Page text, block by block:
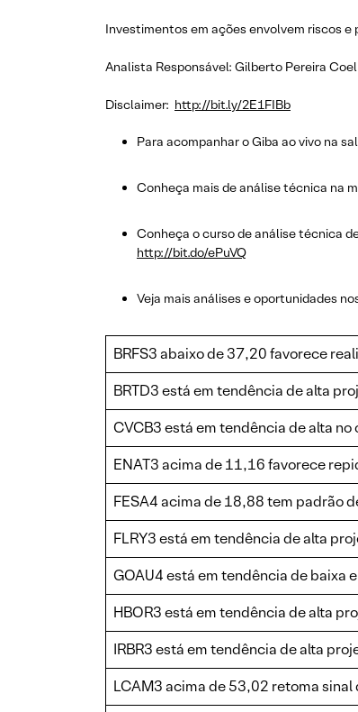
Investimentos em ações envolvem riscos e
Analista Responsável: Gilberto Pereira
Disclaimer: http://bit.ly/2E1FIBb
Para acompanhar o Giba ao vivo na
Conheça mais de análise técnica na
Conheça o curso de análise técnica
http://bit.do/ePuVQ
Veja mais análises e oportunidades
BRFS3 abaixo de 37,20 favorece
BRTD3 está em tendência de alta
CVCB3 está em tendência de alta
ENAT3 acima de 11,16 favorece
FESA4 acima de 18,88 tem padrão
FLRY3 está em tendência de alta
GOAU4 está em tendência de baixa
HBOR3 está em tendência de alta
IRBR3 está em tendência de alta
LCAM3 acima de 53,02 retoma